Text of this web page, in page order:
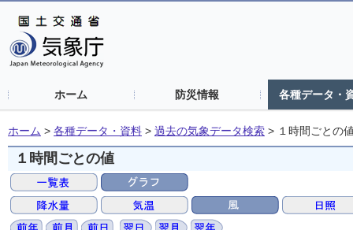
ホーム 防災情報 各種データ・
ホーム > 各種データ・資料 > 過去の気象データ検索 > １時間ごとの
１時間ごとの値